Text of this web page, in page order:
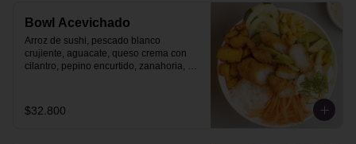
Bowl Acevichado
Arroz de sushi, pescado blanco
crujiente, aguacate, queso crema con
cilantro, pepino encurtido, zanahoria,
$32.800